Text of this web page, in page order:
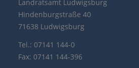
Landratsamt Ludwigsburg
Hindenburgstraße 40
71638 Ludwigsburg
Tel.: 07141 144-0
Fax: 07141 144-396